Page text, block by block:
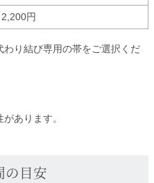
円
り結び専用の帯をご選択くだ
あります。
の目安